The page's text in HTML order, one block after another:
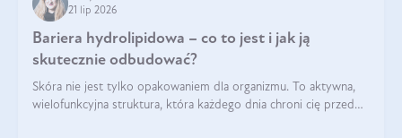
21 lip 2026
Bariera hydrolipidowa – co to jest i jak ją
skutecznie odbudować?
Skóra nie jest tylko opakowaniem dla organizmu. To aktywna,
wielofunkcyjna struktura, która każdego dnia chroni cię przed